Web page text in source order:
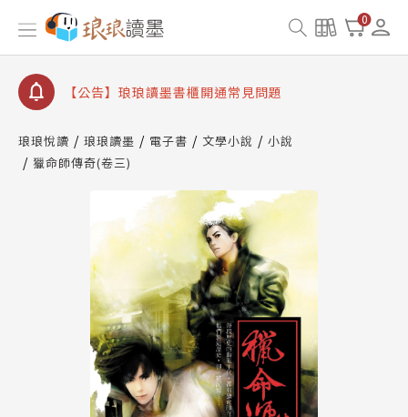
0
【公告】琅琅讀墨數位閱讀資產合併與書櫃開通申請
【公告】琅琅讀墨書櫃開通常見問題
【公告】琅琅讀墨 3 分鐘完成書櫃開通與資產合併申
請圖文教學
查詢
【公告】琅琅讀墨數位閱讀資產合併與書櫃開通申請
琅琅悅讀 琅琅讀墨 電子書 文學小說
小說
獵命師傳奇(卷三)